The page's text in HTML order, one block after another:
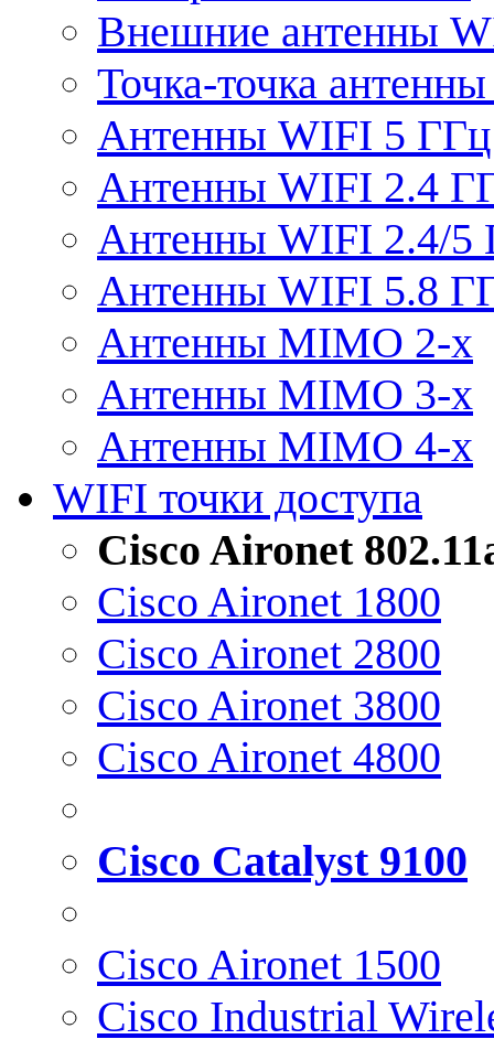
Внешние антенны
Точка-точка
Антенны WIFI 5 ГГц
Антенны WIFI 2.4
Антенны WIFI 2.4/5
Антенны WIFI 5.8
Антенны MIMO 2-x
Антенны MIMO 3-x
Антенны MIMO 4-x
WIFI точки доступа
Cisco Aironet
Cisco Aironet 1800
Cisco Aironet 2800
Cisco Aironet 3800
Cisco Aironet 4800
Cisco Catalyst 9100
Cisco Aironet 1500
Cisco Industrial